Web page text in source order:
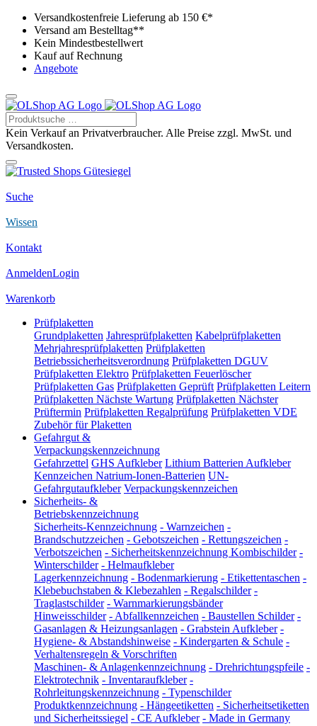
Versandkostenfreie Lieferung ab 150 €*
Versand am Bestelltag**
Kein Mindestbestellwert
Kauf auf Rechnung
Angebote
Kein Verkauf an Privatverbraucher. Alle Preise zzgl. MwSt. und
Versandkosten.
Suche
Wissen
Kontakt
AnmeldenLogin
Warenkorb
Prüfplaketten
Grundplaketten Jahresprüfplaketten Kabelprüfplaketten
Mehrjahresprüfplaketten Prüfplaketten
Betriebssicherheitsverordnung Prüfplaketten DGUV
Prüfplaketten Elektro Prüfplaketten Feuerlöscher
Prüfplaketten Gas Prüfplaketten Geprüft Prüfplaketten Leitern
Prüfplaketten Nächste Wartung Prüfplaketten Nächster
Prüftermin Prüfplaketten Regalprüfung Prüfplaketten VDE
Zubehör für Plaketten
Gefahrgut &
Verpackungskennzeichnung
Gefahrzettel GHS Aufkleber Lithium Batterien Aufkleber
Kennzeichen Natrium-Ionen-Batterien UN-
Gefahrgutaufkleber Verpackungskennzeichen
Sicherheits- &
Betriebskennzeichnung
Sicherheits-Kennzeichnung - Warnzeichen -
Brandschutzzeichen - Gebotszeichen - Rettungszeichen -
Verbotszeichen - Sicherheitskennzeichnung Kombischilder -
Winterschilder - Helmaufkleber
Lagerkennzeichnung - Bodenmarkierung - Etikettentaschen -
Klebebuchstaben & Klebezahlen - Regalschilder -
Traglastschilder - Warnmarkierungsbänder
Hinweisschilder - Abfallkennzeichen - Baustellen Schilder -
Gasanlagen & Heizungsanlagen - Grabstein Aufkleber -
Hygiene- & Abstandshinweise - Kindergarten & Schule -
Verhaltensregeln & Vorschriften
Maschinen- & Anlagenkennzeichnung - Drehrichtungspfeile -
Elektrotechnik - Inventaraufkleber -
Rohrleitungskennzeichnung - Typenschilder
Produktkennzeichnung - Hängeetiketten - Sicherheitsetiketten
und Sicherheitssiegel - CE Aufkleber - Made in Germany